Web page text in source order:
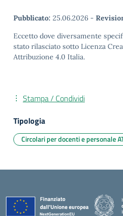
Pubblicato: 25.06.2026 -
Eccetto dove diversamente
stato rilasciato sotto Licenza
Attribuzione 4.0 Italia.
Stampa / Condividi
Tipologia
Circolari per docenti e personale